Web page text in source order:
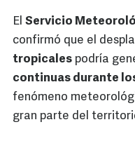
El Servicio
confirmó que el
tropicales podría
continuas durante
fenómeno
gran parte del